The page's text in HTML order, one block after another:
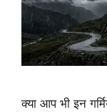
क्या आप भी इन